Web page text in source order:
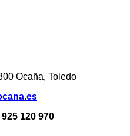
Ocaña, Toledo
120 970